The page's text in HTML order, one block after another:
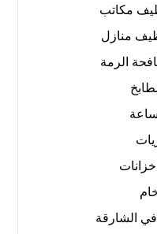
مكاتب
منازل
الرمة
الشارقة